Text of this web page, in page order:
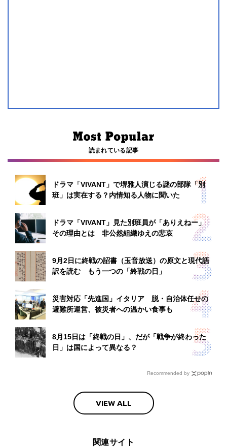
読まれている記事
ドラマ「VIVANT」で堺雅人演じる謎の部隊「別
班」は実在する？内情知る人物に聞いた
ドラマ「VIVANT」見た別班員が「ありえねー」
その理由とは 非公然組織ゆえの悲哀
9月2日に終戦の詔書（玉音放送）の原文と現代語
訳を読む もう一つの「終戦の日」
災害対応「先進国」イタリア 脱・自治体任せの
避難所運営、被災者への温かい食事も
8月15日は「終戦の日」、だが「戦争が終わった
日」は国によって異なる？
Recommended by
VIEW ALL
関連サイト